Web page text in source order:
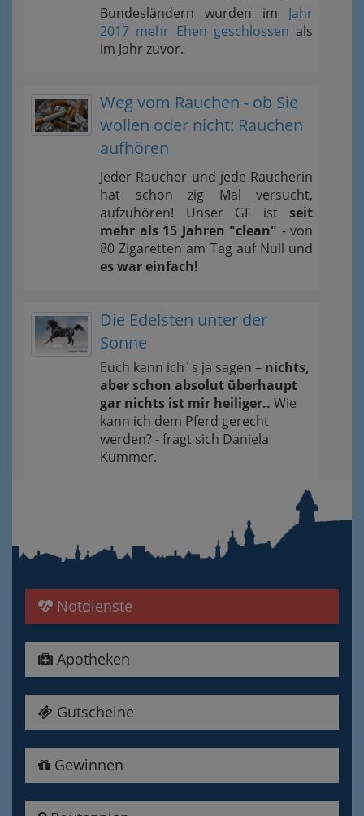
Bundesländern wurden im Jahr
2017 mehr Ehen geschlossen als
im Jahr zuvor.
Weg vom Rauchen - ob Sie
wollen oder nicht: Rauchen
aufhören
Jeder Raucher und jede Raucherin
hat schon zig Mal versucht,
aufzuhören! Unser GF ist seit
mehr als 15 Jahren "clean" - von
80 Zigaretten am Tag auf Null und
es war einfach!
Die Edelsten unter der
Sonne
Euch kann ich´s ja sagen – nichts,
aber schon absolut überhaupt
gar nichts ist mir heiliger.. Wie
kann ich dem Pferd gerecht
werden? - fragt sich Daniela
Kummer.
Notdienste
Apotheken
Gutscheine
Gewinnen